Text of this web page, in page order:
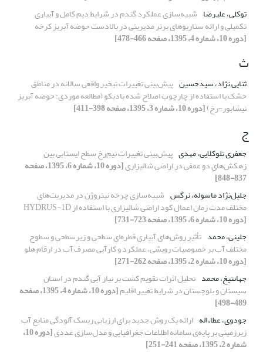
توکلی، علیرضا شبیه‌سازی عملکرد گندم در شرایط دیم کامل و آبیاری
تکمیلی و ارائه سناریوهای برتر مدیریتی در بالادست حوضه آبریز کرخه
[دوره 10، شماره 4، 1395، صفحه 466-478]
ث
ثنایی نژاد، سیدحسین پیش‌بینی تغییرات تبخیر واقعی سالانه در مناطق
خشک با استفاده از چارچوب اصلاح شده بادیکو (مطالعه موردی: حوضه آبریز
نیشابور-رخ)[دوره 10، شماره 3، 1395، صفحه 398-411]
ج
جعفری تلوکلایی، مهدی پیش‌بینی تغییرات نیم‌رخ سطح ایستابی بین
زهکش‌های دو عمقی در اراضی شالیزاری [دوره 10، شماره 6، 1395، صفحه
837-848]
جلیل‌نژاد ماسوله، نرگس شبیه‌سازی چرخه نیتروژن در مدیریت‌های
مختلف مدت زمان اعمال کود اراضی شالیزاری با استفاده از HYDRUS-1D
[دوره 10، شماره 6، 1395، صفحه 723-731]
جلینی، محمد تأثیر روش‌های آبیاری قطره‌ای سطحی و زیرسطحی و سطوح
مختلف آب بر خصوصیات رویشی، عملکرد و کارآیی مصرف آب در ارقام هلو
[دوره 10، شماره 2، 1395، صفحه 262-271]
جهانتیغ، محمد تحلیل اثرات تقویم کشت بر نیاز آبی گندم در استان
سیستان و بلوچستان در شرایط تغییر اقلیم [دوره 10، شماره 4، 1395، صفحه
489-498]
جودوی، عطاءاله ارائه یک روش جدید برای ارزیابی ریسک آلودگی منابع آب
زیرزمینی بر پایه‌ی سامانه اطلاعات جغرافیایی و مدل‌سازی عددی [دوره 10،
شماره 2، 1395، صفحه 241-251]